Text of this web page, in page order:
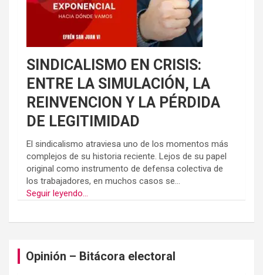
SINDICALISMO EN CRISIS:
ENTRE LA SIMULACIÓN, LA
REINVENCION Y LA PÉRDIDA
DE LEGITIMIDAD
El sindicalismo atraviesa uno de los momentos más
complejos de su historia reciente. Lejos de su papel
original como instrumento de defensa colectiva de
los trabajadores, en muchos casos se...
Seguir leyendo...
Opinión – Bitácora electoral